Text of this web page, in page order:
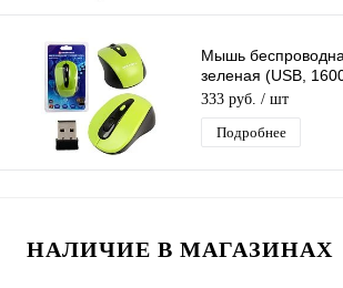
Мышь
зеленая (USB,
кнопки)
333 руб. / шт
Подробнее
НАЛИЧИЕ В МАГАЗИНАХ